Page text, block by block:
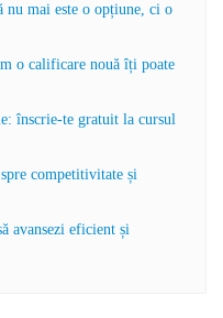
nu mai este o opțiune, ci o
o calificare nouă îți poate
înscrie-te gratuit la cursul
competitivitate și
avansezi eficient și